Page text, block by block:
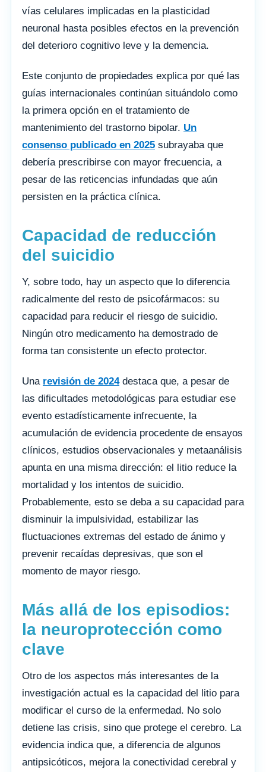
vías celulares implicadas en la plasticidad
neuronal hasta posibles efectos en la prevención
del deterioro cognitivo leve y la demencia.
Este conjunto de propiedades explica por qué las
guías internacionales continúan situándolo como
la primera opción en el tratamiento de
mantenimiento del trastorno bipolar. Un
consenso publicado en 2025 subrayaba que
debería prescribirse con mayor frecuencia, a
pesar de las reticencias infundadas que aún
persisten en la práctica clínica.
Capacidad de reducción
del suicidio
Y, sobre todo, hay un aspecto que lo diferencia
radicalmente del resto de psicofármacos: su
capacidad para reducir el riesgo de suicidio.
Ningún otro medicamento ha demostrado de
forma tan consistente un efecto protector.
Una revisión de 2024destaca que, a pesar de
las dificultades metodológicas para estudiar ese
evento estadísticamente infrecuente, la
acumulación de evidencia procedente de ensayos
clínicos, estudios observacionales y metaanálisis
apunta en una misma dirección: el litio reduce la
mortalidad y los intentos de suicidio.
Probablemente, esto se deba a su capacidad para
disminuir la impulsividad, estabilizar las
fluctuaciones extremas del estado de ánimo y
prevenir recaídas depresivas, que son el
momento de mayor riesgo.
Más allá de los episodios:
la neuroprotección como
clave
Otro de los aspectos más interesantes de la
investigación actual es la capacidad del litio para
modificar el curso de la enfermedad. No solo
detiene las crisis, sino que protege el cerebro. La
evidencia indica que, a diferencia de algunos
antipsicóticos, mejora la conectividad cerebral y